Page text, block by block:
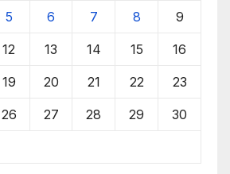
5 6 7 8 9
12 13 14 15 16
19 20 21 22 23
26 27 28 29 30